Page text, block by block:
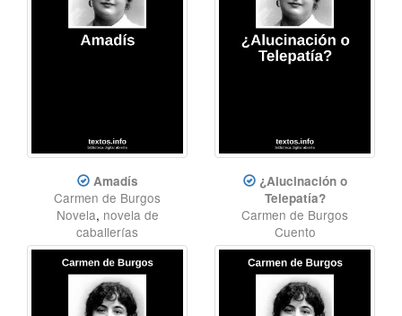
Amadís
Carmen de Burgos
Novela, novela de
caballerías
¿Alucinación o
Telepatía?
Carmen de Burgos
Cuento